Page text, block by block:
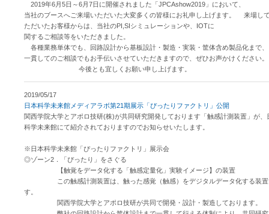
2019年6月5日～6月7日に開催されました「JPCAshow2019」において、
当社のブースへご来場いただいた大変多くの皆様にお礼申し上げます。 来場し
ただいたお客様からは、当社のPI,SIシミュレーションや、IOTに
関するご相談等をいただきました。
各種業務単体でも、回路設計から基板設計・製造・実装・筐体含め製品化まで、
一貫してのご相談でもお手伝いさせていただきますので、ぜひお声かけください。
今後とも宜しくお願い申し上げます。
2019/05/17
日本科学未来館メディアラボ第21期展示「ぴったりファクトリ」公開
関西学院大学とアポロ技研(株)が共同研究開発しております「触感計測装置」が、
科学未来館にて紹介されておりますのでお知らせいたします。
※日本科学未来館「ぴったりファクトリ」展示会
◎ゾーン2．「ぴったり」をさぐる
【触覚をデータ化する「触感定量化」実験イメージ】の装置
この触感計測装置は、触った感覚（触感）をデジタルデータ化する装置
す。
関西学院大学とアポロ技研が共同で開発・設計・製造しております。